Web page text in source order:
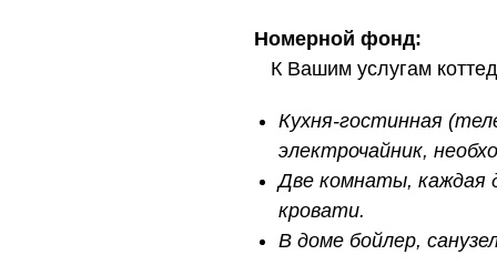
Номерной фонд:
К Вашим услугам
Кухня-гостинная
электрочайник,
Две комнаты, каждая
кровати.
В доме бойлер,